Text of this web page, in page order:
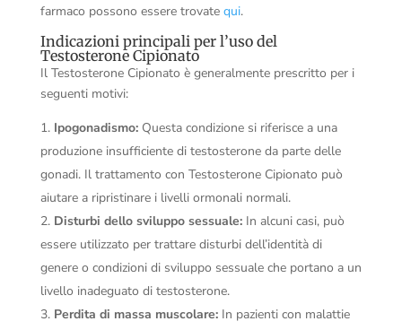
farmaco possono essere trovate qui.
Indicazioni principali per l’uso del
Testosterone Cipionato
Il Testosterone Cipionato è generalmente prescritto per i
seguenti motivi:
Ipogonadismo:Questa condizione si riferisce a una
produzione insufficiente di testosterone da parte delle
gonadi. Il trattamento con Testosterone Cipionato può
aiutare a ripristinare i livelli ormonali normali.
Disturbi dello sviluppo sessuale:In alcuni casi, può
essere utilizzato per trattare disturbi dell’identità di
genere o condizioni di sviluppo sessuale che portano a un
livello inadeguato di testosterone.
Perdita di massa muscolare:In pazienti con malattie